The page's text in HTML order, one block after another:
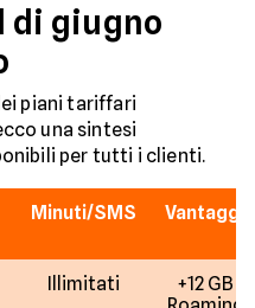
di giugno
piani tariffari
una sintesi
per tutti i clienti.
Minuti/SMS Vantaggi
Illimitati
+12 GB